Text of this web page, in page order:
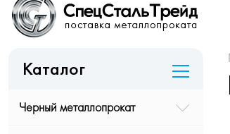
Каталог
Черный металлопрокат